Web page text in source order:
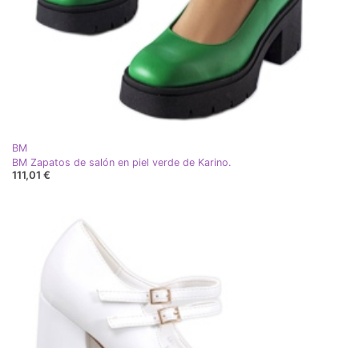
BM
BM Zapatos de salón en piel verde de Karino.
111,01 €